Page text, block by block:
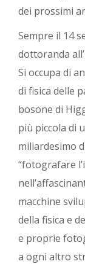
dei prossimi
Sempre il 14
dottoranda
Si occupa di
di fisica delle
bosone di
più piccola di
miliardesimo
“fotografare
macchine
della fisica e
e proprie
a ogni altro